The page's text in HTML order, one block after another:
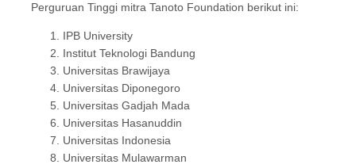
Perguruan Tinggi mitra Tanoto Foundation berikut ini:
IPB University
Institut Teknologi Bandung
Universitas Brawijaya
Universitas Diponegoro
Universitas Gadjah Mada
Universitas Hasanuddin
Universitas Indonesia
Universitas Mulawarman